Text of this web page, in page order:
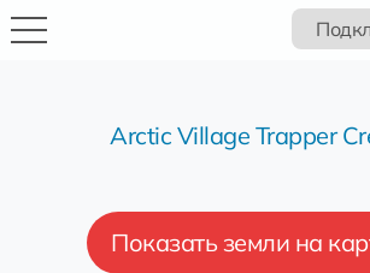
Arctic Village Trapper
Показать земли на